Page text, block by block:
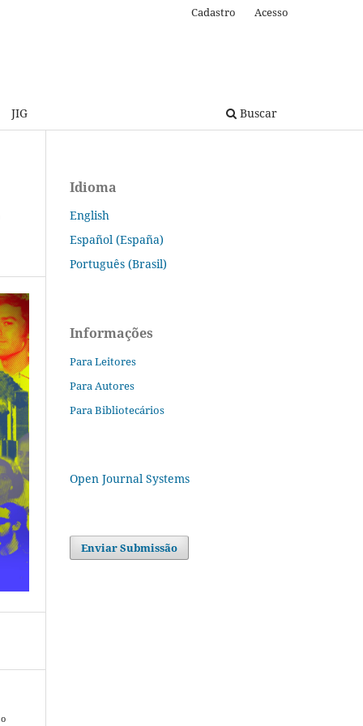
JIG Buscar
Cadastro Acesso
Idioma
English
Español (España)
Português (Brasil)
Informações
Para Leitores
Para Autores
Para Bibliotecários
Open Journal Systems
Enviar Submissão